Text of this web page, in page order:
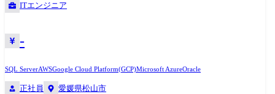
ITエンジニア
-
SQL ServerAWSGoogle Cloud Platform(GCP)Microsoft AzureOracle
正社員 愛媛県松山市